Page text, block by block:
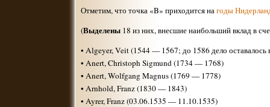
Отметим, что точка «B» приходится нагоды
(Выделены 18 из них, внесшие наибольший вклад в
• Algeyer, Veit (1544 — 1567; до 1586 дело оставалось
• Anert, Christoph Sigmund (1734 — 1768)
• Anert, Wolfgang Magnus (1769 — 1778)
• Arnhold, Franz (1830 — 1843)
• Ayrer, Franz (03.06.1535 — 11.10.1535)